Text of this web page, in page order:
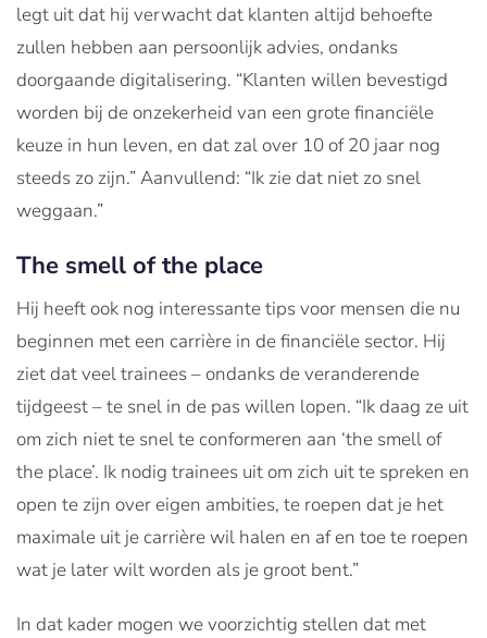
legt uit dat hij verwacht dat klanten altijd behoefte
zullen hebben aan persoonlijk advies, ondanks
doorgaande digitalisering. “Klanten willen bevestigd
worden bij de onzekerheid van een grote financiële
keuze in hun leven, en dat zal over 10 of 20 jaar nog
steeds zo zijn.” Aanvullend: “Ik zie dat niet zo snel
weggaan.”
The smell of the place
Hij heeft ook nog interessante tips voor mensen die nu
beginnen met een carrière in de financiële sector. Hij
ziet dat veel trainees – ondanks de veranderende
tijdgeest – te snel in de pas willen lopen. “Ik daag ze uit
om zich niet te snel te conformeren aan ‘the smell of
the place’. Ik nodig trainees uit om zich uit te spreken en
open te zijn over eigen ambities, te roepen dat je het
maximale uit je carrière wil halen en af en toe te roepen
wat je later wilt worden als je groot bent.”
In dat kader mogen we voorzichtig stellen dat met